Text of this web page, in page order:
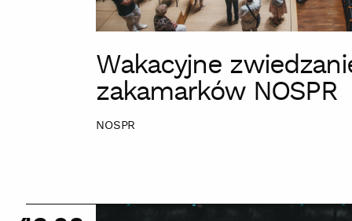
Wakacyjne
zakamarków NOSPR
NOSPR
Wakacyjne